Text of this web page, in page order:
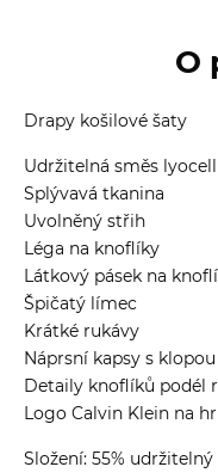
O
Drapy košilové šaty
Udržitelná směs
Splývavá tkanina
Uvolněný střih
Léga na knoflíky
Látkový pásek na
Špičatý límec
Krátké rukávy
Náprsní kapsy s klopou
Detaily knoflíků podél
Logo Calvin Klein na
Složení: 55%